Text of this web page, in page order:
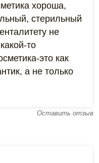
хороша,
стерильный
не
то
это как
а не только
Оставить отзыв